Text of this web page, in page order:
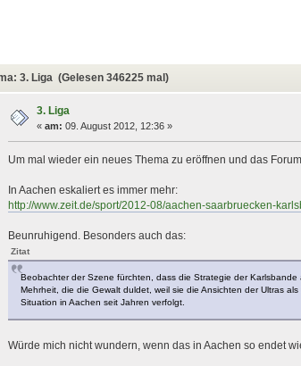
3. Liga (Gelesen 346225 mal)
3. Liga
«am: 09. August 2012, 12:36 »
Um mal wieder ein neues Thema zu eröffnen und das
In Aachen eskaliert es immer mehr:
http://www.zeit.de/sport/2012-08/aachen-saarbruecken-
Beunruhigend. Besonders auch das:
Zitat
Beobachter der Szene fürchten, dass die Strategie der
Mehrheit, die die Gewalt duldet, weil sie die Ansichten der Ultras
Situation in Aachen seit Jahren verfolgt.
Würde mich nicht wundern, wenn das in Aachen so endet